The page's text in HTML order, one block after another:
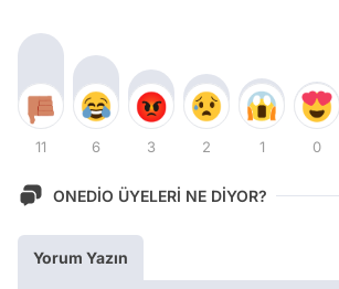
11 6 3 2 1 0
ONEDİO ÜYELERİ NE DİYOR?
Yorum Yazın